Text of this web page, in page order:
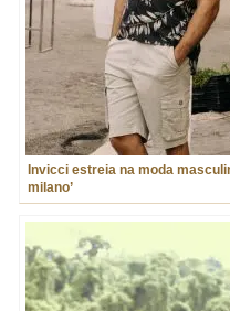
Invicci estreia na moda
milano’